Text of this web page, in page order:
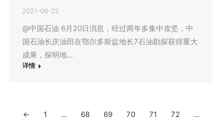
2021-06-22
@中国石油 6月20日消息，经过两年多集中攻坚，中
国石油长庆油田在鄂尔多斯盆地长7石油勘探获得重大
成果，探明地…
详情
← 1 … 68 69 70 71 72
…